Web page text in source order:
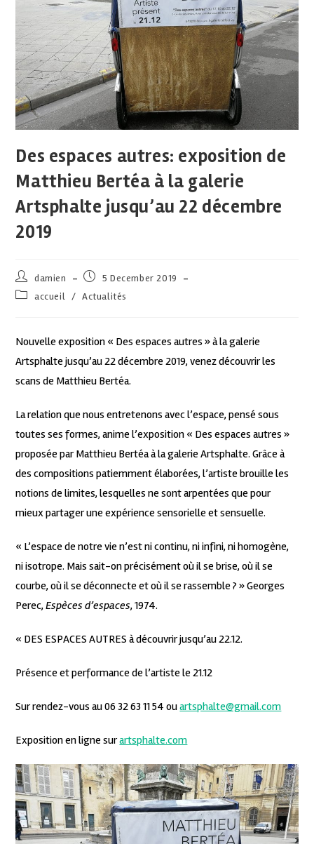
Des espaces autres: exposition de
Matthieu Bertéa à la galerie
Artsphalte jusqu’au 22 décembre
2019
damien
5 December 2019
accueil / Actualités
Nouvelle exposition « Des espaces autres » à la galerie
Artsphalte jusqu’au 22 décembre 2019, venez découvrir les
scans de Matthieu Bertéa.
La relation que nous entretenons avec l’espace, pensé sous
toutes ses formes, anime l’exposition « Des espaces autres »
proposée par Matthieu Bertéa à la galerie Artsphalte. Grâce à
des compositions patiemment élaborées, l’artiste brouille les
notions de limites, lesquelles ne sont arpentées que pour
mieux partager une expérience sensorielle et sensuelle.
« L’espace de notre vie n’est ni continu, ni infini, ni homogène,
ni isotrope. Mais sait-on précisément où il se brise, où il se
courbe, où il se déconnecte et où il se rassemble ? » Georges
Perec,Espèces d’espaces, 1974.
« DES ESPACES AUTRES à découvrir jusqu’au 22.12.
Présence et performance de l’artiste le 21.12
Sur rendez-vous au 06 32 63 11 54 ouartsphalte@gmail.com
Exposition en ligne surartsphalte.com